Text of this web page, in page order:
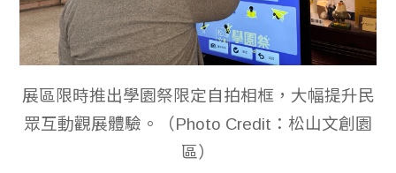
展區限時推出學園祭限定自拍相框，大幅提升民
眾互動觀展體驗。（Photo Credit：松山文創園
區）